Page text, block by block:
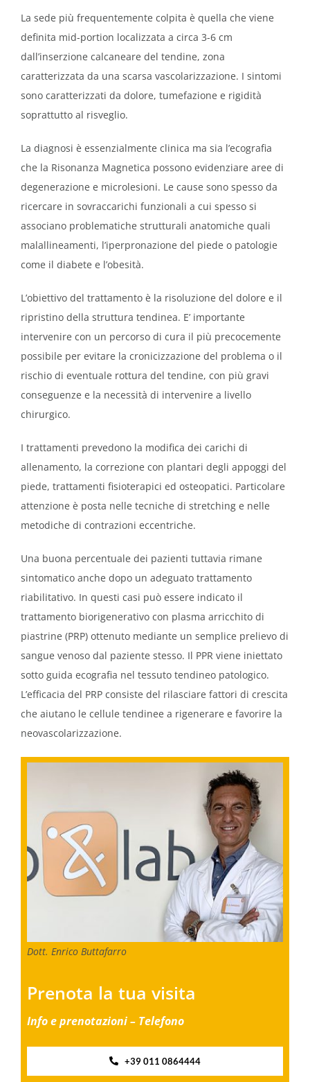
La sede più frequentemente colpita è quella che viene
definita mid-portion localizzata a circa 3-6 cm
dall’inserzione calcaneare del tendine, zona
caratterizzata da una scarsa vascolarizzazione. I sintomi
sono caratterizzati da dolore, tumefazione e rigidità
soprattutto al risveglio.
La diagnosi è essenzialmente clinica ma sia l’ecografia
che la Risonanza Magnetica possono evidenziare aree di
degenerazione e microlesioni. Le cause sono spesso da
ricercare in sovraccarichi funzionali a cui spesso si
associano problematiche strutturali anatomiche quali
malallineamenti, l’iperpronazione del piede o patologie
come il diabete e l’obesità.
L’obiettivo del trattamento è la risoluzione del dolore e il
ripristino della struttura tendinea. E’ importante
intervenire con un percorso di cura il più precocemente
possibile per evitare la cronicizzazione del problema o il
rischio di eventuale rottura del tendine, con più gravi
conseguenze e la necessità di intervenire a livello
chirurgico.
I trattamenti prevedono la modifica dei carichi di
allenamento, la correzione con plantari degli appoggi del
piede, trattamenti fisioterapici ed osteopatici. Particolare
attenzione è posta nelle tecniche di stretching e nelle
metodiche di contrazioni eccentriche.
Una buona percentuale dei pazienti tuttavia rimane
sintomatico anche dopo un adeguato trattamento
riabilitativo. In questi casi può essere indicato il
trattamento biorigenerativo con plasma arricchito di
piastrine (PRP) ottenuto mediante un semplice prelievo di
sangue venoso dal paziente stesso. Il PPR viene iniettato
sotto guida ecografia nel tessuto tendineo patologico.
L’efficacia del PRP consiste del rilasciare fattori di crescita
che aiutano le cellule tendinee a rigenerare e favorire la
neovascolarizzazione.
Dott. Enrico Buttafarro
Prenota la tua visita
Info e prenotazioni – Telefono
+39 011 0864444